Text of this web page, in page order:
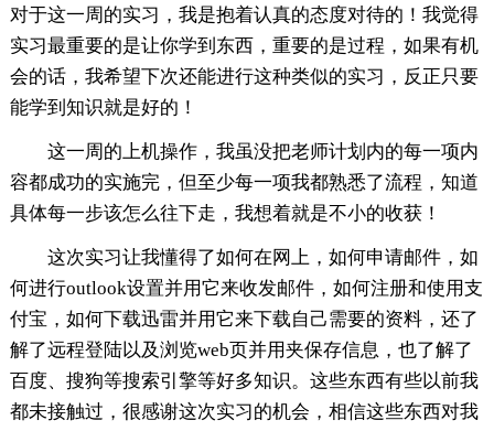
对于这一周的实习，我是抱着认真的态度对待的！我觉得
实习最重要的是让你学到东西，重要的是过程，如果有机
会的话，我希望下次还能进行这种类似的实习，反正只要
能学到知识就是好的！
这一周的上机操作，我虽没把老师计划内的每一项内
容都成功的实施完，但至少每一项我都熟悉了流程，知道
具体每一步该怎么往下走，我想着就是不小的收获！
这次实习让我懂得了如何在网上，如何申请邮件，如
何进行outlook设置并用它来收发邮件，如何注册和使用支
付宝，如何下载迅雷并用它来下载自己需要的资料，还了
解了远程登陆以及浏览web页并用夹保存信息，也了解了
百度、搜狗等搜索引擎等好多知识。这些东西有些以前我
都未接触过，很感谢这次实习的机会，相信这些东西对我